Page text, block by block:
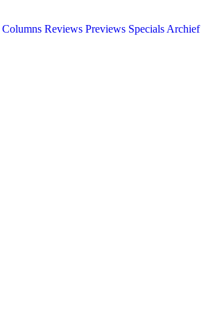
Columns Reviews Previews Specials Archief